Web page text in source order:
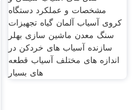
مشخصات و عملکرد دستگاه
کروی آسیاب آلمان گیاه تجهیزات
سنگ معدن ماشین سازی بهلر
سازنده آسیاب های خردکن در
اندازه های مختلف آسیاب قطعه
های بسیار